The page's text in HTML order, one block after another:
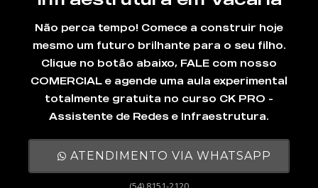
Não perca tempo! Comece a construir hoje
mesmo um futuro brilhante para o seu filho.
Clique no botão abaixo, FALE com nosso
COMERCIAL e agende uma aula experimental
totalmente gratuita no curso CK PRO -
Assistente de Redes e Infraestrutura.
ATENDIMENTO VIA WHATSAPP